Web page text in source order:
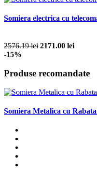
Somiera electrica cu
2576.19 lei 2171.00 lei
-15%
Produse recomandate
Somiera Metalica cu